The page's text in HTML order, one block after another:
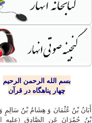
بسم الله الرحمن الرحیم
چهار پناهگاه در قرآن
أَبَانُ بْنُ عُثْمَانَ وَ هِشَامُ بْنُ سَالِمٍ
بْنُ حُمْرَانَ عَنِ الصَّادِقِ (علیه